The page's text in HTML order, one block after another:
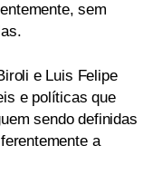
sem
e Luis Felipe
e políticas que
sendo definidas
a